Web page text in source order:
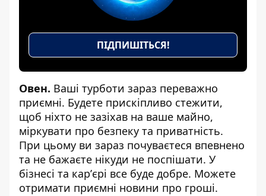
ПІДПИШІТЬСЯ!
Овен. Ваші турботи зараз переважно
приємні. Будете прискіпливо стежити,
щоб ніхто не зазіхав на ваше майно,
міркувати про безпеку та приватність.
При цьому ви зараз почуваєтеся впевнено
та не бажаєте нікуди не поспішати. У
бізнесі та карʼєрі все буде добре. Можете
отримати приємні новини про гроші.